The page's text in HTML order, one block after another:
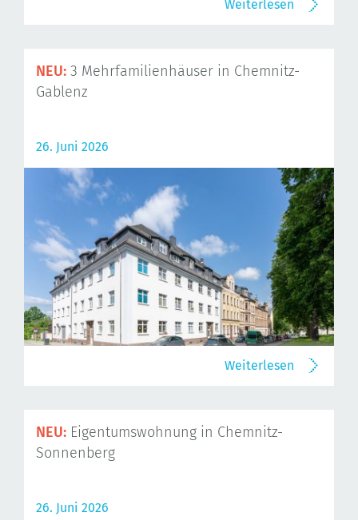
Weiterlesen
NEU: 3 Mehrfamilienhäuser in Chemnitz-
Gablenz
26. Juni 2026
Weiterlesen
NEU: Eigentumswohnung in Chemnitz-
Sonnenberg
26. Juni 2026